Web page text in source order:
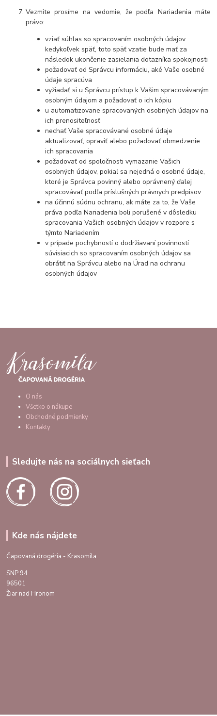
Vezmite prosíme na vedomie, že podľa Nariadenia máte
právo:
vziať súhlas so spracovaním osobných údajov
kedykoľvek späť, toto späť vzatie bude mať za
následok ukončenie zasielania dotazníka spokojnosti
požadovať od Správcu informáciu, aké Vaše osobné
údaje spracúva
vyžiadať si u Správcu prístup k Vašim spracovávaným
osobným údajom a požadovať o ich kópiu
u automatizovane spracovaných osobných údajov na
ich prenositeľnosť
nechať Vaše spracovávané osobné údaje
aktualizovať, opraviť alebo požadovať obmedzenie
ich spracovania
požadovať od spoločnosti vymazanie Vašich
osobných údajov, pokiaľ sa nejedná o osobné údaje,
ktoré je Správca povinný alebo oprávnený ďalej
spracovávať podľa príslušných právnych predpisov
na účinnú súdnu ochranu, ak máte za to, že Vaše
práva podľa Nariadenia boli porušené v dôsledku
spracovania Vašich osobných údajov v rozpore s
týmto Nariadením
v prípade pochybností o dodržiavaní povinností
súvisiacich so spracovaním osobných údajov sa
obrátiť na Správcu alebo na Úrad na ochranu
osobných údajov
O nás
Všetko o nákupe
Obchodné podmienky
Kontakty
Sledujte nás na sociálnych sieťach
Kde nás nájdete
Čapovaná drogéria - Krasomila
SNP 94
96501
Žiar nad Hronom